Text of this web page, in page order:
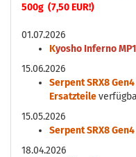
500g (7,50 EUR!)
01.07.2026
Kyosho Inferno
15.06.2026
Serpent SRX8
Ersatzteile
15.05.2026
Serpent SRX8
18.04.2026